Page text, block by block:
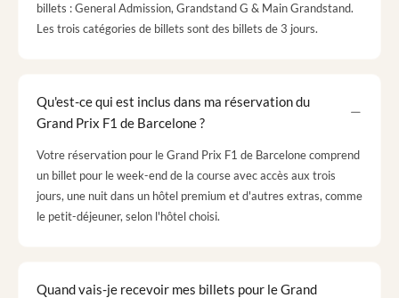
billets : General Admission, Grandstand G & Main Grandstand.
Les trois catégories de billets sont des billets de 3 jours.
Qu'est-ce qui est inclus dans ma réservation du
Grand Prix F1 de Barcelone ?
Votre réservation pour le Grand Prix F1 de Barcelone comprend
un billet pour le week-end de la course avec accès aux trois
jours, une nuit dans un hôtel premium et d'autres extras, comme
le petit-déjeuner, selon l'hôtel choisi.
Quand vais-je recevoir mes billets pour le Grand